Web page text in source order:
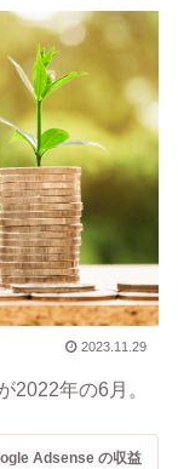
2023.11.29
2022年の6月。
Adsense の収益